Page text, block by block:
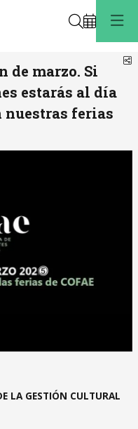
Buscar
de marzo. Si
estarás al día
nuestras ferias
LA GESTIÓN CULTURAL